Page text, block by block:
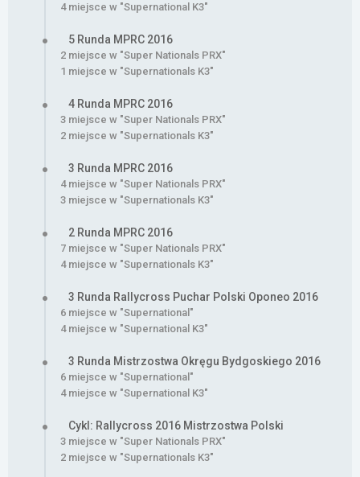
4 miejsce w "Supernational K3"
5 Runda MPRC 2016
2 miejsce w "Super Nationals PRX"
1 miejsce w "Supernationals K3"
4 Runda MPRC 2016
3 miejsce w "Super Nationals PRX"
2 miejsce w "Supernationals K3"
3 Runda MPRC 2016
4 miejsce w "Super Nationals PRX"
3 miejsce w "Supernationals K3"
2 Runda MPRC 2016
7 miejsce w "Super Nationals PRX"
4 miejsce w "Supernationals K3"
3 Runda Rallycross Puchar Polski Oponeo 2016
6 miejsce w "Supernational"
4 miejsce w "Supernational K3"
3 Runda Mistrzostwa Okręgu Bydgoskiego 2016
6 miejsce w "Supernational"
4 miejsce w "Supernational K3"
Cykl: Rallycross 2016 Mistrzostwa Polski
3 miejsce w "Super Nationals PRX"
2 miejsce w "Supernationals K3"